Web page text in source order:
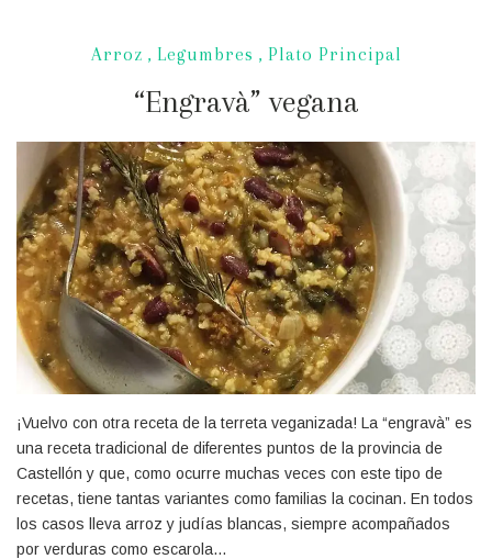
Arroz , Legumbres , Plato Principal
“Engravà” vegana
¡Vuelvo con otra receta de la terreta veganizada! La “engravà” es
una receta tradicional de diferentes puntos de la provincia de
Castellón y que, como ocurre muchas veces con este tipo de
recetas, tiene tantas variantes como familias la cocinan. En todos
los casos lleva arroz y judías blancas, siempre acompañados
por verduras como escarola…